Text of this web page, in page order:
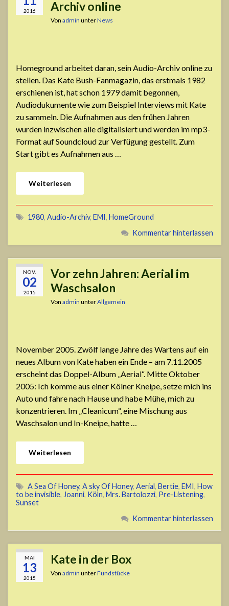
2016 Archiv online
Von admin unterNews
Homeground arbeitet daran, sein Audio-Archiv online zu
stellen. Das Kate Bush-Fanmagazin, das erstmals 1982
erschienen ist, hat schon 1979 damit begonnen,
Audiodukumente wie zum Beispiel Interviews mit Kate
zu sammeln. Die Aufnahmen aus den frühen Jahren
wurden inzwischen alle digitalisiert und werden im mp3-
Format auf Soundcloud zur Verfügung gestellt. Zum
Start gibt es Aufnahmen aus …
Weiterlesen
1980, Audio-Archiv, EMI , HomeGround
Kommentar hinterlassen
NOV.
02
2015
Vor zehn Jahren: Aerial im
Waschsalon
Von admin unterAllgemein
November 2005. Zwölf lange Jahre des Wartens auf ein
neues Album von Kate haben ein Ende – am 7.11.2005
erscheint das Doppel-Album „Aerial“. Mitte Oktober
2005: Ich komme aus einer Kölner Kneipe, setze mich ins
Auto und fahre nach Hause und habe Mühe, mich zu
konzentrieren. Im „Cleanicum“, eine Mischung aus
Waschsalon und In-Kneipe, hatte …
Weiterlesen
A Sea Of Honey, A sky Of Honey, Aerial , Bertie, EMI , How
to be invisible, Joanni, Köln, Mrs. Bartolozzi, Pre-Listening,
Sunset
Kommentar hinterlassen
MAI
13
2015
Kate in der Box
Von admin unterFundstücke